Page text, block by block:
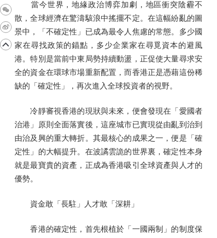
當今世界，地緣政治博弈加劇，地區衝突陰霾不
散，全球經濟在驚濤駭浪中搖擺不定。在這幅紛亂的圖
景中，「不確定性」已成為最令人焦慮的常態。多少國
家在尋找政策的錨點，多少企業家在尋覓資本的避風
港。特別是當前中東局勢持續動盪，正促使大量尋求安
全的資金在環球市場重新配置，而香港正是憑藉這份稀
缺的「確定性」，再次進入全球投資者的視野。
冷靜審視香港的現狀與未來，便會發現在「愛國者
治港」原則全面落實後，這座城市已實現從由亂到治到
由治及興的重大轉折。其最核心的成果之一，便是「確
定性」的大幅提升。在波譎雲詭的世界裏，確定性本身
就是最寶貴的資產，正成為香港吸引全球資產與人才的
優勢。
資金敢「長駐」人才敢「深耕」
香港的確定性，首先根植於「一國兩制」的制度保